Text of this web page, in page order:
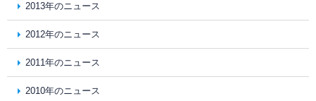
2013年のニュース
2012年のニュース
2011年のニュース
2010年のニュース